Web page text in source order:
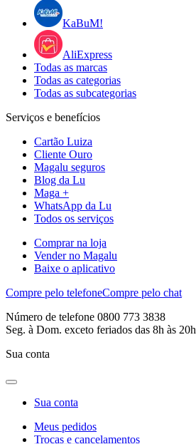
KaBuM!
AliExpress
Todas as marcas
Todas as categorias
Todas as subcategorias
Serviços e benefícios
Cartão Luiza
Cliente Ouro
Magalu seguros
Blog da Lu
Maga +
WhatsApp da Lu
Todos os serviços
Comprar na loja
Vender no Magalu
Baixe o aplicativo
Compre pelo telefoneCompre pelo chat
Número de telefone 0800 773 3838
Seg. à Dom. exceto feriados das 8h às 20h
Sua conta
Sua conta
Meus pedidos
Trocas e cancelamentos